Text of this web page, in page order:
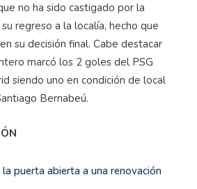
no ha sido castigado por la
regreso a la localía, hecho que
su decisión final. Cabe destacar
marcó los 2 goles del PSG
siendo uno en condición de local
Bernabeú.
puerta abierta a una renovación